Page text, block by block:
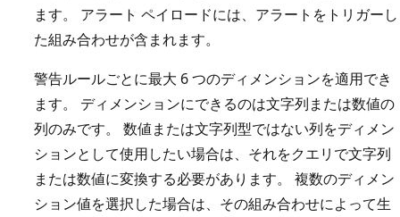
ます。 アラート ペイロードには、アラートをトリガーし
た組み合わせが含まれます。
警告ルールごとに最大 6 つのディメンションを適用でき
ます。 ディメンションにできるのは文字列または数値の
列のみです。 数値または文字列型ではない列をディメン
ションとして使用したい場合は、それをクエリで文字列
または数値に変換する必要があります。 複数のディメン
ション値を選択した場合は、その組み合わせによって生